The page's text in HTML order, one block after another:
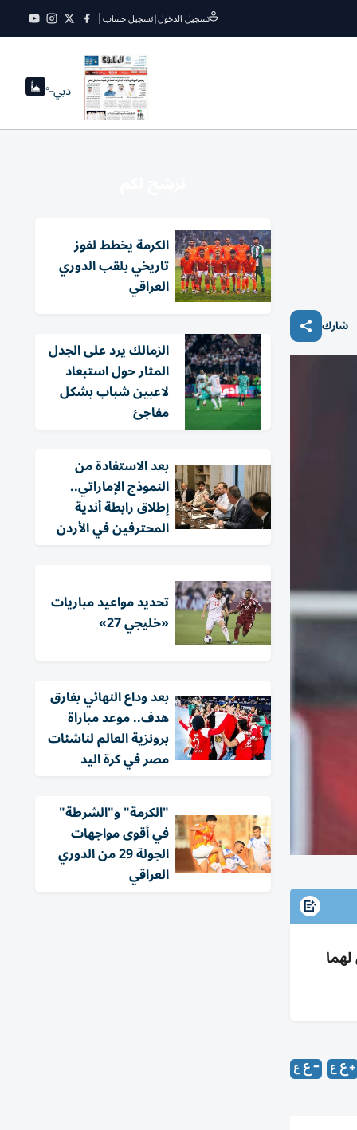
تسجيل الدخول|تسجيل حساب
دبي--°
شارك
الكرمة يخطط لفوز
تاريخي بلقب الدوري
العراقي
الزمالك يرد على الجدل
المثار حول استبعاد
لاعبين شباب بشكل
مفاجئ
بعد الاستفادة من
النموذج الإماراتي..
إطلاق رابطة أندية
المحترفين في الأردن
تحديد مواعيد مباريات
«خليجي 27»
بعد وداع النهائي بفارق
هدف.. موعد مباراة
برونزية العالم لناشئات
مصر في كرة اليد
"الكرمة" و"الشرطة"
في أقوى مواجهات
الجولة 29 من الدوري
العراقي